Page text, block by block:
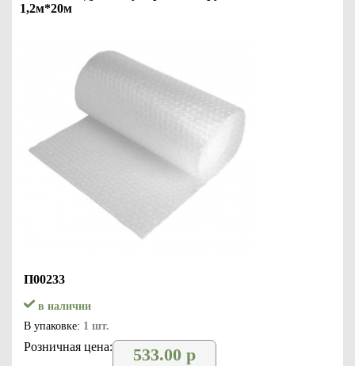
1,2м*20м
П00233
в наличии
В упаковке: 1 шт.
Розничная цена: 533.00 р